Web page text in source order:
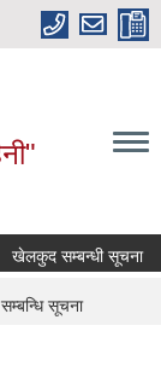
सम्बन्धी सूचना
सूचना